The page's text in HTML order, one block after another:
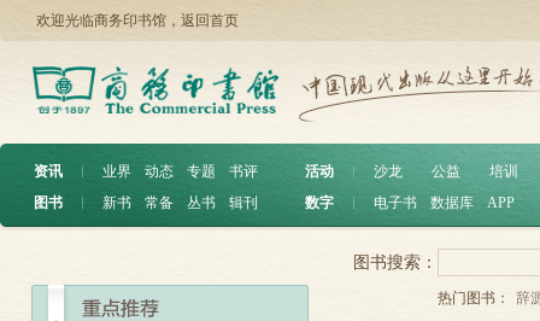
欢迎光临商务印书馆， 返回首页
资讯 ︱ 业界 动态 专题
书评
图书
︱ 新书 常备 丛书 辑刊
活动 沙龙 公益
培训
数字
电子书 数据库 APP
图书搜索：
热门图书： 辞